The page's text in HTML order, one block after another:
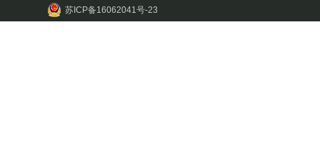
苏ICP备16062041号-23